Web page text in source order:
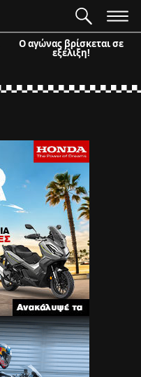
Ο αγώνας βρίσκεται σε
εξέλιξη!